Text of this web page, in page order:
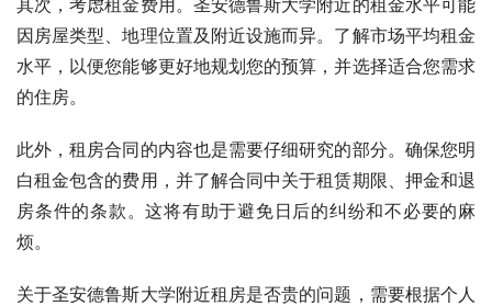
因房屋类型、地理位置及附近设施而异。了解市场平均租金
水平，以便您能够更好地规划您的预算，并选择适合您需求
的住房。
此外，租房合同的内容也是需要仔细研究的部分。确保您明
白租金包含的费用，并了解合同中关于租赁期限、押金和退
房条件的条款。这将有助于避免日后的纠纷和不必要的麻
烦。
关于圣安德鲁斯大学附近租房是否贵的问题，需要根据个人